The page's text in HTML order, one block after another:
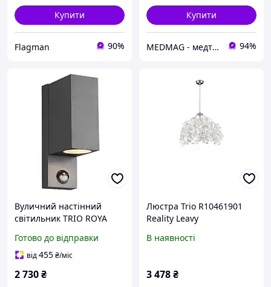
Купити
Flagman 90%
Купити
MEDMAG - медтехніка для всієї родини 94%
Вуличний настінний
світильник TRIO ROYA
Готово до відправки
від455₴/міс
2 730₴
Люстра Trio R10461901
Reality Leavy
В наявності
3 478₴